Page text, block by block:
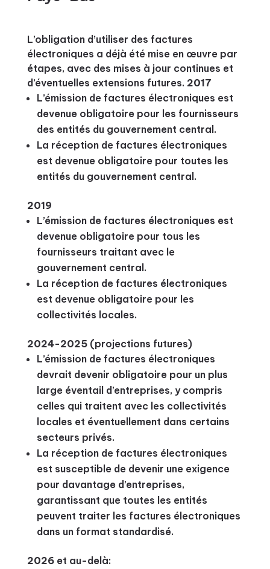
L’obligation d’utiliser des factures
électroniques a déjà été mise en œuvre par
étapes, avec des mises à jour continues et
d’éventuelles extensions futures. 2017
L’émission de factures électroniques est
devenue obligatoire pour les fournisseurs
des entités du gouvernement central.
La réception de factures électroniques
est devenue obligatoire pour toutes les
entités du gouvernement central.
2019
L’émission de factures électroniques est
devenue obligatoire pour tous les
fournisseurs traitant avec le
gouvernement central.
La réception de factures électroniques
est devenue obligatoire pour les
collectivités locales.
2024-2025(projections futures)
L’émission de factures électroniques
devrait devenir obligatoire pour un plus
large éventail d’entreprises, y compris
celles qui traitent avec les collectivités
locales et éventuellement dans certains
secteurs privés.
La réception de factures électroniques
est susceptible de devenir une exigence
pour davantage d’entreprises,
garantissant que toutes les entités
peuvent traiter les factures électroniques
dans un format standardisé.
2026et au-delà: